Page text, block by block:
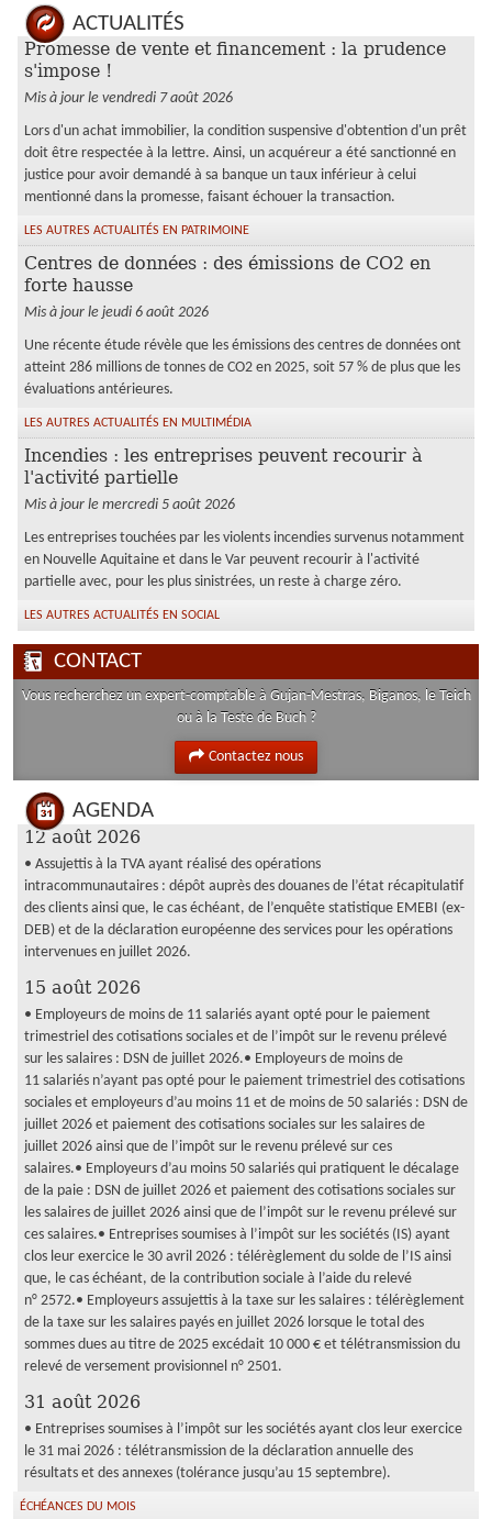
ACTUALITÉS
Promesse de vente et financement : la prudence
s'impose !
Mis à jour le vendredi 7 août 2026
Lors d'un achat immobilier, la condition suspensive d'obtention d'un prêt
doit être respectée à la lettre. Ainsi, un acquéreur a été sanctionné en
justice pour avoir demandé à sa banque un taux inférieur à celui
mentionné dans la promesse, faisant échouer la transaction.
LES AUTRES ACTUALITÉS EN PATRIMOINE
Centres de données : des émissions de CO2 en
forte hausse
Mis à jour le jeudi 6 août 2026
Une récente étude révèle que les émissions des centres de données ont
atteint 286 millions de tonnes de CO2 en 2025, soit 57 % de plus que les
évaluations antérieures.
LES AUTRES ACTUALITÉS EN MULTIMÉDIA
Incendies : les entreprises peuvent recourir à
l'activité partielle
Mis à jour le mercredi 5 août 2026
Les entreprises touchées par les violents incendies survenus notamment
en Nouvelle Aquitaine et dans le Var peuvent recourir à l'activité
partielle avec, pour les plus sinistrées, un reste à charge zéro.
LES AUTRES ACTUALITÉS EN SOCIAL
CONTACT
Vous recherchez un expert-comptable à Gujan-Mestras, Biganos, le Teich
ou à la Teste de Buch ?
Contactez nous
AGENDA
12 août 2026
• Assujettis à la TVA ayant réalisé des opérations
intracommunautaires : dépôt auprès des douanes de l’état récapitulatif
des clients ainsi que, le cas échéant, de l’enquête statistique EMEBI (ex-
DEB) et de la déclaration européenne des services pour les opérations
intervenues en juillet 2026.
15 août 2026
• Employeurs de moins de 11 salariés ayant opté pour le paiement
trimestriel des cotisations sociales et de l’impôt sur le revenu prélevé
sur les salaires : DSN de juillet 2026.• Employeurs de moins de
11 salariés n’ayant pas opté pour le paiement trimestriel des cotisations
sociales et employeurs d’au moins 11 et de moins de 50 salariés : DSN de
juillet 2026 et paiement des cotisations sociales sur les salaires de
juillet 2026 ainsi que de l’impôt sur le revenu prélevé sur ces
salaires.• Employeurs d’au moins 50 salariés qui pratiquent le décalage
de la paie : DSN de juillet 2026 et paiement des cotisations sociales sur
les salaires de juillet 2026 ainsi que de l’impôt sur le revenu prélevé sur
ces salaires.• Entreprises soumises à l’impôt sur les sociétés (IS) ayant
clos leur exercice le 30 avril 2026 : télérèglement du solde de l’IS ainsi
que, le cas échéant, de la contribution sociale à l’aide du relevé
n° 2572.• Employeurs assujettis à la taxe sur les salaires : télérèglement
de la taxe sur les salaires payés en juillet 2026 lorsque le total des
sommes dues au titre de 2025 excédait 10 000 € et télétransmission du
relevé de versement provisionnel n° 2501.
31 août 2026
• Entreprises soumises à l’impôt sur les sociétés ayant clos leur exercice
le 31 mai 2026 : télétransmission de la déclaration annuelle des
résultats et des annexes (tolérance jusqu’au 15 septembre).
ÉCHÉANCES DU MOIS